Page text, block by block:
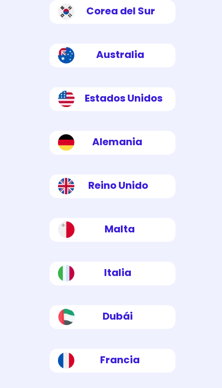
Corea del Sur
Australia
Estados Unidos
Alemania
Reino Unido
Malta
Italia
Dubái
Francia